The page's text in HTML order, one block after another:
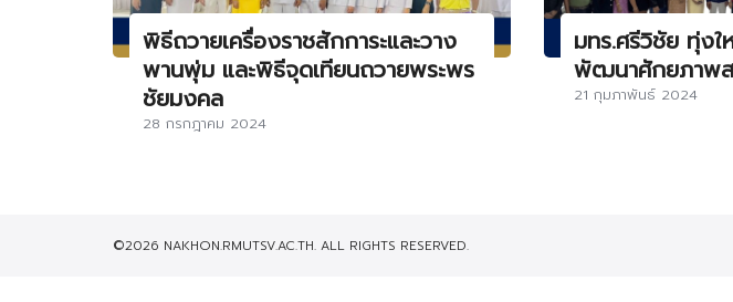
พิธีถวายเครื่องราชสักการะและวาง
พานพุ่ม และพิธีจุดเทียนถวายพระพร
ชัยมงคล
28 กรกฎาคม 2024
มทร.ศรีวิชัย ทุ่ง
พัฒนาศักยภาพ
21 กุมภาพันธ์ 2024
©2026 NAKHON.RMUTSV.AC.TH. ALL RIGHTS RESERVED.